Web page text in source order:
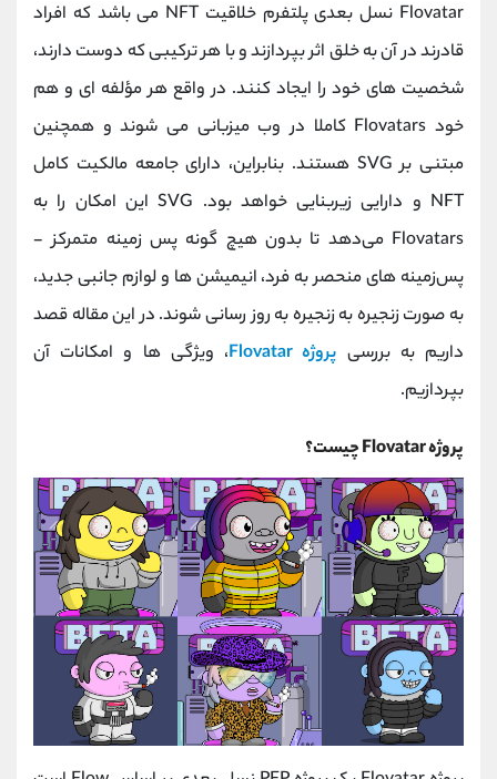
Flovatar نسل بعدی پلتفرم خلاقیت NFT می باشد که افراد
قادرند در آن به خلق اثر بپردازند و با هر ترکیبی که دوست دارند،
شخصیت های خود را ایجاد کنند. در واقع هر مؤلفه ای و هم
خود Flovatars کاملا در وب میزبانی می شوند و همچنین
مبتنی بر SVG هستند. بنابراین، دارای جامعه مالکیت کامل
NFT و دارایی زیربنایی خواهد بود. SVG این امکان را به
Flovatars می‌دهد تا بدون هیچ گونه پس‌ زمینه متمرکز -
پس‌زمینه‌ های منحصر به‌ فرد، انیمیشن‌ ها و لوازم جانبی جدید،
به صورت زنجیره ‌به ‌زنجیره به ‌روز رسانی شوند. در این مقاله قصد
داریم به بررسی پروژه Flovatar
، ویژگی ها و امکانات آن
بپردازیم.
پروژه Flovatar چیست؟
تلفن 021-22021030
021-22021040
بدون پیش شماره
اینستاگرام @alireza.mehrabii
کانال تلگرام @alirezamehrabi_com
@alirezamehrabi_official